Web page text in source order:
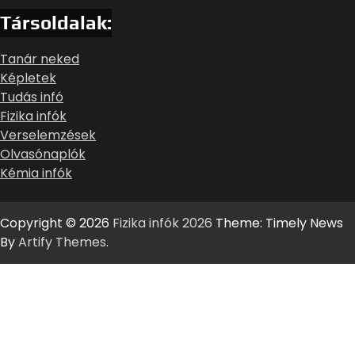
Társoldalak:
Tanár neked
Képletek
Tudás infó
Fizika infók
Verselemzések
Olvasónaplók
Kémia infók
Copyright © 2026 Fizika infók 2026 Theme: Timely News
ByArtify Themes.